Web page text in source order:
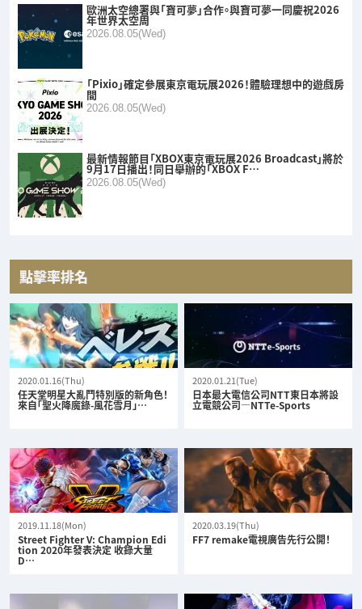
歐洲太空總署與「寶可夢」合作。與寶可夢一同慶祝2026
年世界太空周
2026.08.05(Wed)
「Pixio」確定參展東京電玩展2026！體驗理想中的遊戲房
間
2026.08.05(Wed)
最新情報節目「XBOX東京電玩展2026 Broadcast」將於
9月17日播出！同日舉辦的「XBOX F…
2026.08.05(Wed)
點擊率排名
2020.01.16(Thu)
任天堂明星大亂鬥特別版的新角色！
來自「聖火降魔錄-風花雪月」…
2020.01.21(Tue)
日本最大電信公司NTT東日本將設
立電競公司—NTTe-Sports
2019.11.18(Mon)
Street Fighter V: Champion Edi
tion 2020年發表決定 收錄大量
D…
2020.03.19(Thu)
FF7 remake電視廣告先行公開！